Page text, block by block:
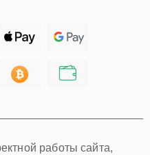
работы сайта,